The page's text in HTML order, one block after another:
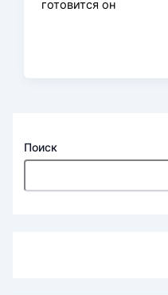
готовится он
Поиск